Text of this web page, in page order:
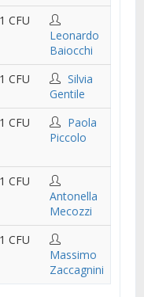
1 CFU
Leonardo
Baiocchi
1 CFU
Silvia
Gentile
1 CFU
Paola
Piccolo
1 CFU
Antonella
Mecozzi
1 CFU
Massimo
Zaccagnini